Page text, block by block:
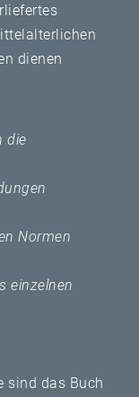
dienen
die
Normen
einzelnen
sind das Buch